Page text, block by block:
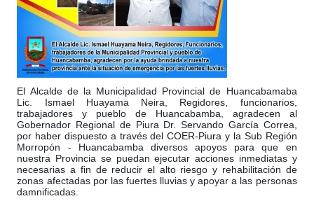
El Alcalde de la Municipalidad Provincial de Huancabamaba
Lic. Ismael Huayama Neira, Regidores, funcionarios,
trabajadores y pueblo de Huancabamba, agradecen al
Gobernador Regional de Piura Dr. Servando García Correa,
por haber dispuesto a través del COER-Piura y la Sub Región
Morropón - Huancabamba diversos apoyos para que en
nuestra Provincia se puedan ejecutar acciones inmediatas y
necesarias a fin de reducir el alto riesgo y rehabilitación de
zonas afectadas por las fuertes lluvias y apoyar a las personas
damnificadas.